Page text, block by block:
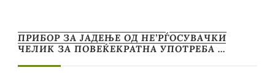
ПРИБОР ЗА ЈАДЕЊЕ ОД НЕ’РЃОСУВАЧКИ
ЧЕЛИК ЗА ПОВЕЌЕКРАТНА УПОТРЕБА …